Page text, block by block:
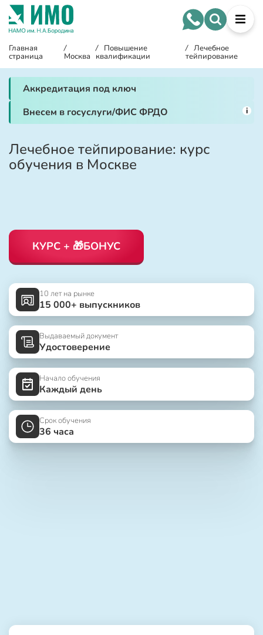
Главная
страница
/
Москва
/ Повышение
квалификации
/ Лечебное
тейпирование
Аккредитация под ключ
Внесем в госуслуги/ФИС ФРДО
i
Лечебное тейпирование: курс
обучения в Москве
КУРС + 🎁БОНУС
10 лет на рынке
15 000+ выпускников
Выдаваемый документ
Удостоверение
Начало обучения
Каждый день
Срок обучения
36 часа